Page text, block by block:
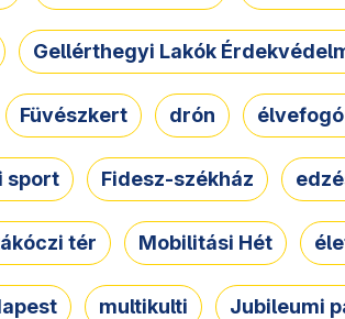
Gellérthegyi Lakók
Füvészkert drón
sport Fidesz-székház
tér Mobilitási Hét
multikulti Jubileumi